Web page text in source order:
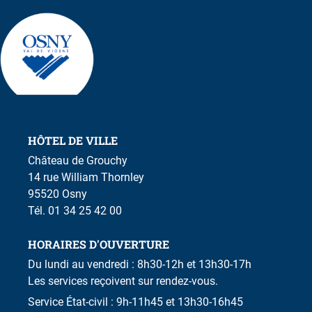
HÔTEL DE VILLE
Château de Grouchy
14 rue William Thornley
95520 Osny
Tél. 01 34 25 42 00
HORAIRES D'OUVERTURE
Du lundi au vendredi : 8h30-12h et 13h30-17h
Les services reçoivent sur rendez-vous.
Service État-civil : 9h-11h45 et 13h30-16h45